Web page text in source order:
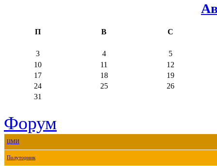
П В С
3 4
5
10
11
12
17
18
19
24
25
26
31
Форум
ЦМИ
Полуторник